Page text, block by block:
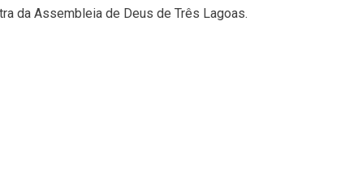
da Assembleia de Deus de Três Lagoas.